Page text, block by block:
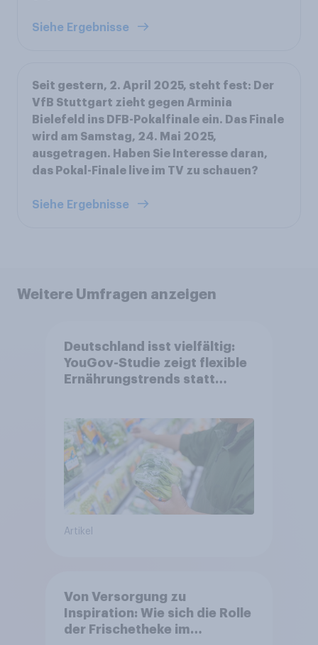
Siehe Ergebnisse
Seit gestern, 2. April 2025, steht fest: Der
VfB Stuttgart zieht gegen Arminia
Bielefeld ins DFB-Pokalfinale ein. Das Finale
wird am Samstag, 24. Mai 2025,
ausgetragen. Haben Sie Interesse daran,
das Pokal-Finale live im TV zu schauen?
Siehe Ergebnisse
Weitere Umfragen anzeigen
Deutschland isst vielfältig:
YouGov-Studie zeigt flexible
Ernährungstrends statt
Artikel
Von Versorgung zu
Inspiration: Wie sich die Rolle
der Frischetheke im